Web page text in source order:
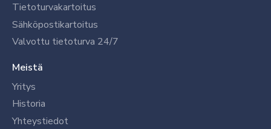
Tietoturvakartoitus
Sähköpostikartoitus
Valvottu tietoturva 24/7
Meistä
Yritys
Historia
Yhteystiedot